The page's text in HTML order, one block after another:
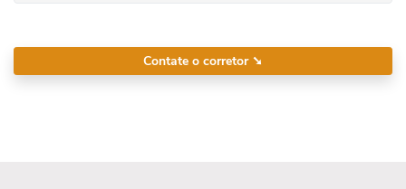
Contate o corretor ➘